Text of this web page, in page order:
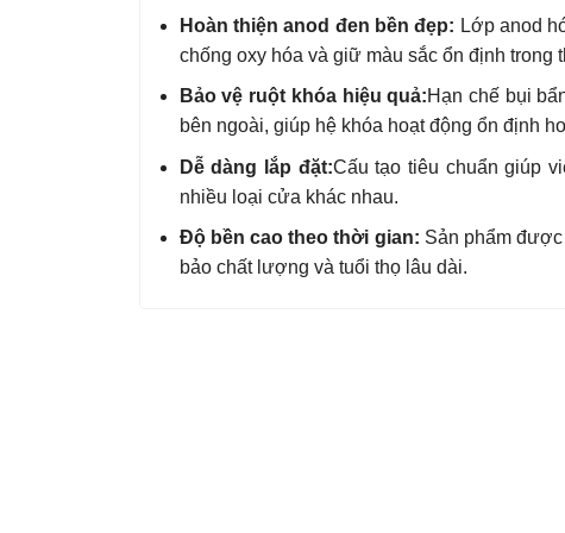
Hoàn thiện anod đen bền đẹp: Lớp anod
chống oxy hóa và giữ màu sắc ổn định trong
Bảo vệ ruột khóa hiệu quả:Hạn chế bụi
bên ngoài, giúp hệ khóa hoạt động ổn định
Dễ dàng lắp đặt:Cấu tạo tiêu chuẩn giúp
nhiều loại cửa khác nhau.
Độ bền cao theo thời gian: Sản phẩm
bảo chất lượng và tuổi thọ lâu dài.